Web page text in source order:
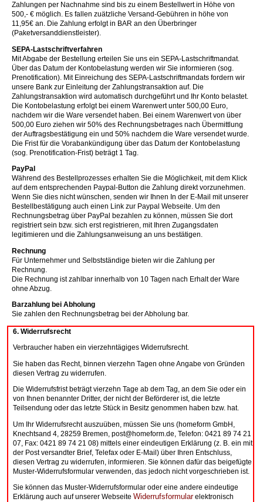
Zahlungen per Nachnahme sind bis zu einem Bestellwert in Höhe von
500,- € möglich. Es fallen zuätzliche Versand-Gebühren in höhe von
11,95€ an. Die Zahlung erfolgt in BAR an den Überbringer
(Paketversanddienstleister).
SEPA-Lastschriftverfahren
Mit Abgabe der Bestellung erteilen Sie uns ein SEPA-Lastschriftmandat.
Über das Datum der Kontobelastung werden wir Sie informieren (sog.
Prenotification). Mit Einreichung des SEPA-Lastschriftmandats fordern wir
unsere Bank zur Einleitung der Zahlungstransaktion auf. Die
Zahlungstransaktion wird automatisch durchgeführt und Ihr Konto belastet.
Die Kontobelastung erfolgt bei einem Warenwert unter 500,00 Euro,
nachdem wir die Ware versendet haben. Bei einem Warenwert von über
500,00 Euro ziehen wir 50% des Rechnungsbetrages nach Übermittlung
der Auftragsbestätigung ein und 50% nachdem die Ware versendet wurde.
Die Frist für die Vorabankündigung über das Datum der Kontobelastung
(sog. Prenotification-Frist) beträgt 1 Tag.
PayPal
Während des Bestellprozesses erhalten Sie die Möglichkeit, mit dem Klick
auf dem entsprechenden Paypal-Button die Zahlung direkt vorzunehmen.
Wenn Sie dies nicht wünschen, senden wir Ihnen In der E-Mail mit unserer
Bestellbestätigung auch einen Link zur Paypal Webseite. Um den
Rechnungsbetrag über PayPal bezahlen zu können, müssen Sie dort
registriert sein bzw. sich erst registrieren, mit Ihren Zugangsdaten
legitimieren und die Zahlungsanweisung an uns bestätigen.
Rechnung
Für Unternehmer und Selbstständige bieten wir die Zahlung per
Rechnung.
Die Rechnung ist zahlbar innerhalb von 10 Tagen nach Erhalt der Ware
ohne Abzug.
Barzahlung bei Abholung
Sie zahlen den Rechnungsbetrag bei der Abholung bar.
6. Widerrufsrecht
Verbraucher haben ein vierzehntägiges Widerrufsrecht.
Sie haben das Recht, binnen vierzehn Tagen ohne Angabe von Gründen
diesen Vertrag zu widerrufen.
Die Widerrufsfrist beträgt vierzehn Tage ab dem Tag, an dem Sie oder ein
von Ihnen benannter Dritter, der nicht der Beförderer ist, die letzte
Teilsendung oder das letzte Stück in Besitz genommen haben bzw. hat.
Um Ihr Widerrufsrecht auszuüben, müssen Sie uns (homeform GmbH,
Knechtsand 4, 28259 Bremen, post@homeform.de, Telefon: 0421 89 74 21
07, Fax: 0421 89 74 21 08) mittels einer eindeutigen Erklärung (z. B. ein mit
der Post versandter Brief, Telefax oder E-Mail) über Ihren Entschluss,
diesen Vertrag zu widerrufen, informieren. Sie können dafür das beigefügte
Muster-Widerrufsformular verwenden, das jedoch nicht vorgeschrieben ist.
Sie können das Muster-Widerrufsformular oder eine andere eindeutige
Erklärung auch auf unserer Webseite Widerrufsformularelektronisch